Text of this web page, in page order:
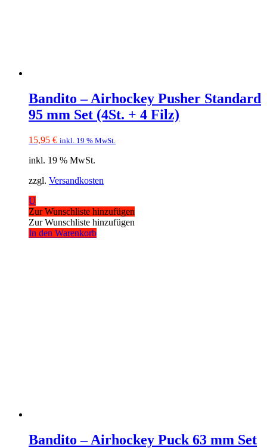
Bandito – Airhockey Pusher Standard
95 mm Set (4St. + 4 Filz)
15,95 € inkl. 19 % MwSt.
inkl. 19 % MwSt.
zzgl. Versandkosten
U
Zur Wunschliste hinzufügen
Zur Wunschliste hinzufügen
In den Warenkorb
Bandito – Airhockey Puck 63 mm Set